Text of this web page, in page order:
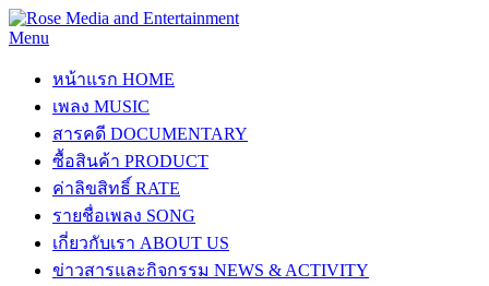
Menu
หน้าแรก HOME
เพลง MUSIC
สารคดี DOCUMENTARY
ซื้อสินค้า PRODUCT
ค่าลิขสิทธิ์ RATE
รายชื่อเพลง SONG
เกี่ยวกับเรา ABOUT US
ข่าวสารและกิจกรรม NEWS & ACTIVITY